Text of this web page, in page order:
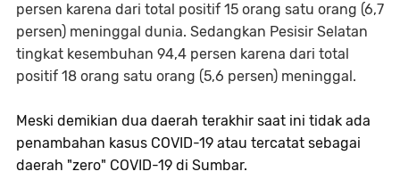
persen karena dari total positif 15 orang satu orang (6,7
persen) meninggal dunia. Sedangkan Pesisir Selatan
tingkat kesembuhan 94,4 persen karena dari total
positif 18 orang satu orang (5,6 persen) meninggal.
Meski demikian dua daerah terakhir saat ini tidak ada
penambahan kasus COVID-19 atau tercatat sebagai
daerah "zero" COVID-19 di Sumbar.